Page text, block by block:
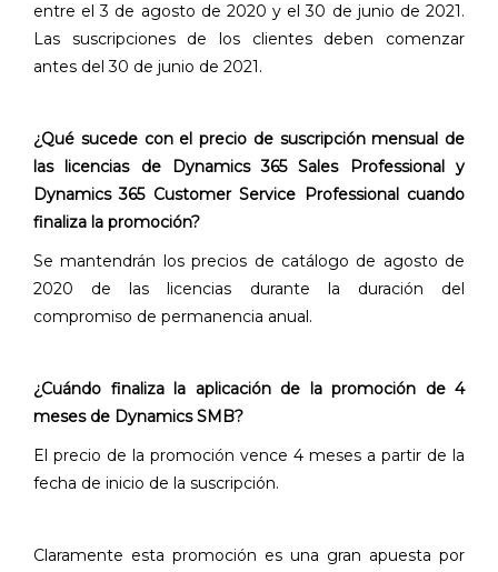
entre el 3 de agosto de 2020 y el 30 de junio de 2021.
Las suscripciones de los clientes deben comenzar
antes del 30 de junio de 2021.
¿Qué sucede con el precio de suscripción mensual de
las licencias de Dynamics 365 Sales Professional y
Dynamics 365 Customer Service Professional cuando
finaliza la promoción?
Se mantendrán los precios de catálogo de agosto de
2020 de las licencias durante la duración del
compromiso de permanencia anual.
¿Cuándo finaliza la aplicación de la promoción de 4
meses de Dynamics SMB?
El precio de la promoción vence 4 meses a partir de la
fecha de inicio de la suscripción.
Claramente esta promoción es una gran apuesta por